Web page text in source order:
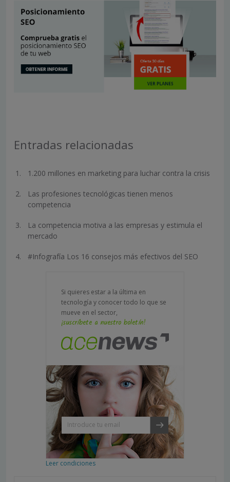
Entradas relacionadas
1.200 millones en marketing para luchar contra la crisis
Las profesiones tecnológicas tienen menos
competencia
La competencia motiva a las empresas y estimula el
mercado
#Infografía Los 16 consejos más efectivos del SEO
Si quieres estar a la última en
tecnología y conocer todo lo que se
mueve en el sector,
¡suscríbete a nuestro boletín!
Leer condiciones